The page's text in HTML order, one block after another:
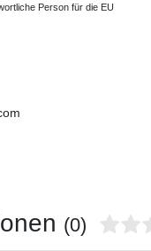
Person für die EU
(0)